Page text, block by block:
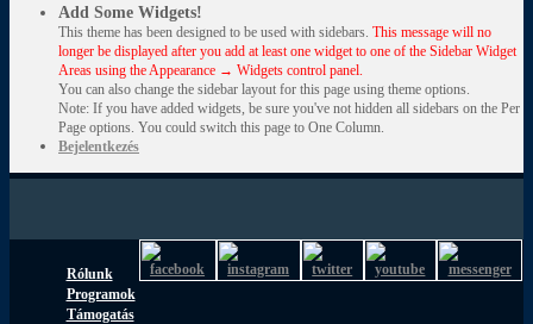
Add Some Widgets!
This theme has been designed to be used with sidebars. This message will no
longer be displayed after you add at least one widget to one of the Sidebar Widget
Areas using the Appearance → Widgets control panel.
You can also change the sidebar layout for this page using theme options.
Note: If you have added widgets, be sure you've not hidden all sidebars on the Per
Page options. You could switch this page to One Column.
Bejelentkezés
Rólunk
Programok
Támogatás